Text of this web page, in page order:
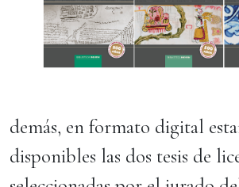
demás, en formato digital
disponibles las dos tesis de